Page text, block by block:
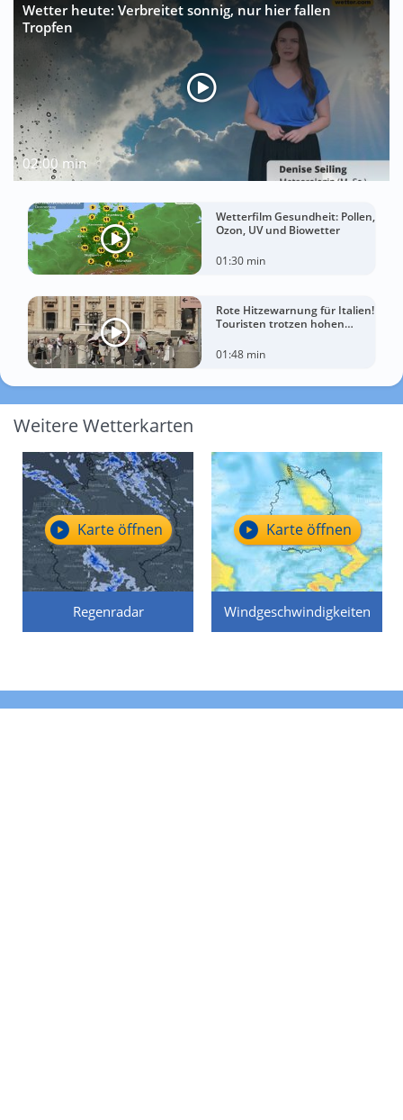
Wetter heute: Verbreitet sonnig, nur hier fallen
Tropfen
02:00 min
Wetterfilm Gesundheit: Pollen,
Ozon, UV und Biowetter
01:30 min
Rote Hitzewarnung für Italien!
Touristen trotzen hohen
01:48 min
Weitere Wetterkarten
Regenradar
Karte öffnen
Windgeschwindigkeiten
Karte öffnen